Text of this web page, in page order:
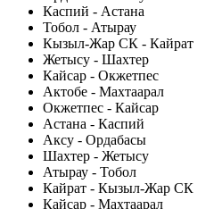
Каспий - Астана
Тобол - Атырау
Кызыл-Жар СК - Кайрат
Жетысу - Шахтер
Кайсар - Окжетпес
Актобе - Махтаарал
Окжетпес - Кайсар
Астана - Каспий
Аксу - Ордабасы
Шахтер - Жетысу
Атырау - Тобол
Кайрат - Кызыл-Жар СК
Кайсар - Махтаарал